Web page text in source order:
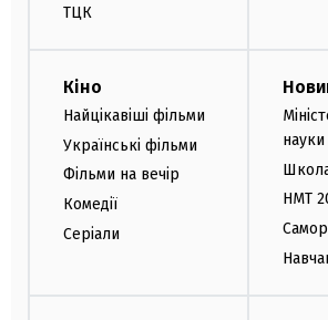
ТЦК
Кіно
Найцікавіші фільми
Українські фільми
Фільми на вечір
Комедії
Серіали
НМТ